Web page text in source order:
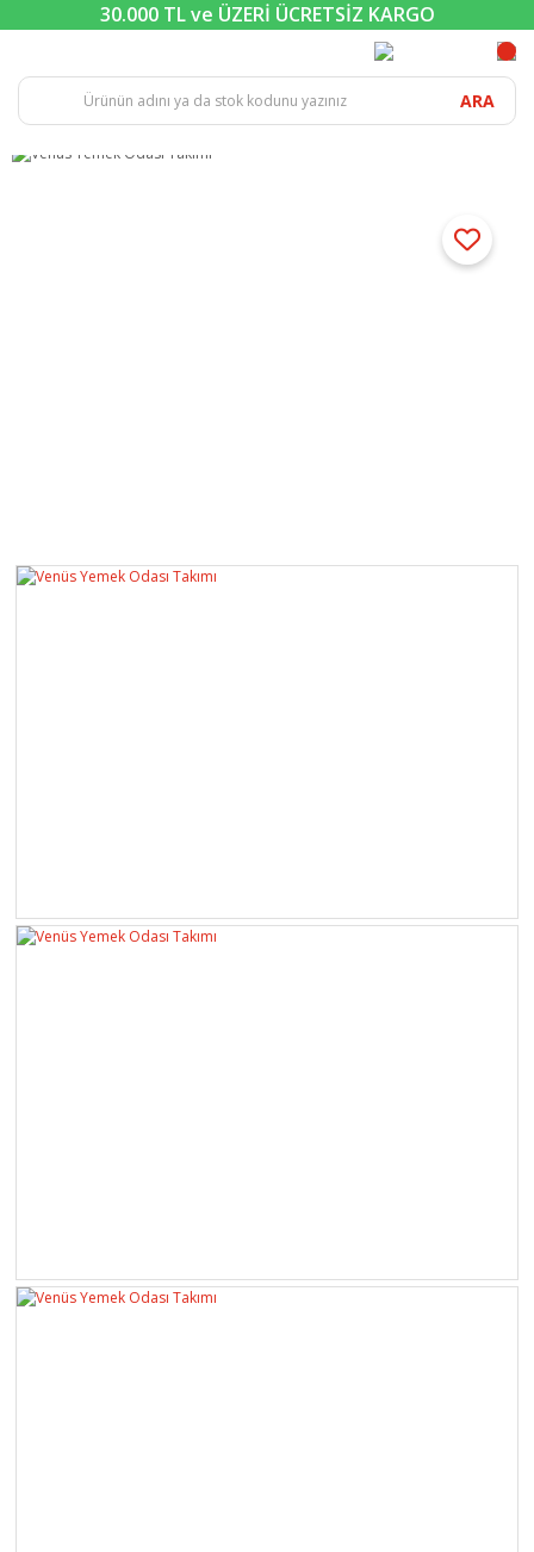
30.000 TL ve ÜZERİ ÜCRETSİZ KARGO
ARA